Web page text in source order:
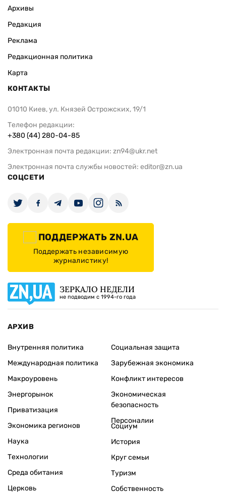
Архивы
Редакция
Реклама
Редакционная политика
Карта
КОНТАКТЫ
01010 Киев, ул. Князей Острожских, 19/1
Телефон редакции:
+380 (44) 280-04-85
Электронная почта редакции: zn94@ukr.net
Электронная почта службы новостей: editor@zn.ua
СОЦСЕТИ
ПОДДЕРЖАТЬ ZN.UA
Поддержать независимую
журналистику!
ЗЕРКАЛО НЕДЕЛИ
не подводим с 1994-го года
АРХИВ
Внутренняя политика
Международная политика
Макроуровень
Энергорынок
Приватизация
Экономика регионов
Социальная защита
Зарубежная экономика
Конфликт интересов
Экономическая
безопасность
Персоналии
Наука
Технологии
Среда обитания
Церковь
Социум
История
Круг семьи
Туризм
Собственность